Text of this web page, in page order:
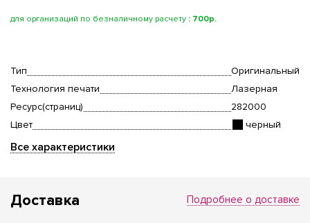
для организаций по безналичному расчету : 700р.
Тип
Оригинальный
Технология печати
Лазерная
Ресурс(страниц)
282000
Цвет
черный
Все характеристики
Доставка Подробнее о доставке